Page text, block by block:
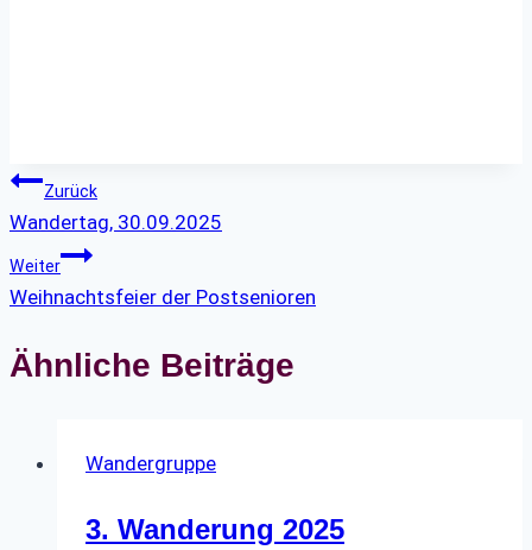
Beitragsnavigation
Zurück
Wandertag, 30.09.2025
Weiter
Weihnachtsfeier der Postsenioren
Ähnliche Beiträge
Wandergruppe
3. Wanderung 2025